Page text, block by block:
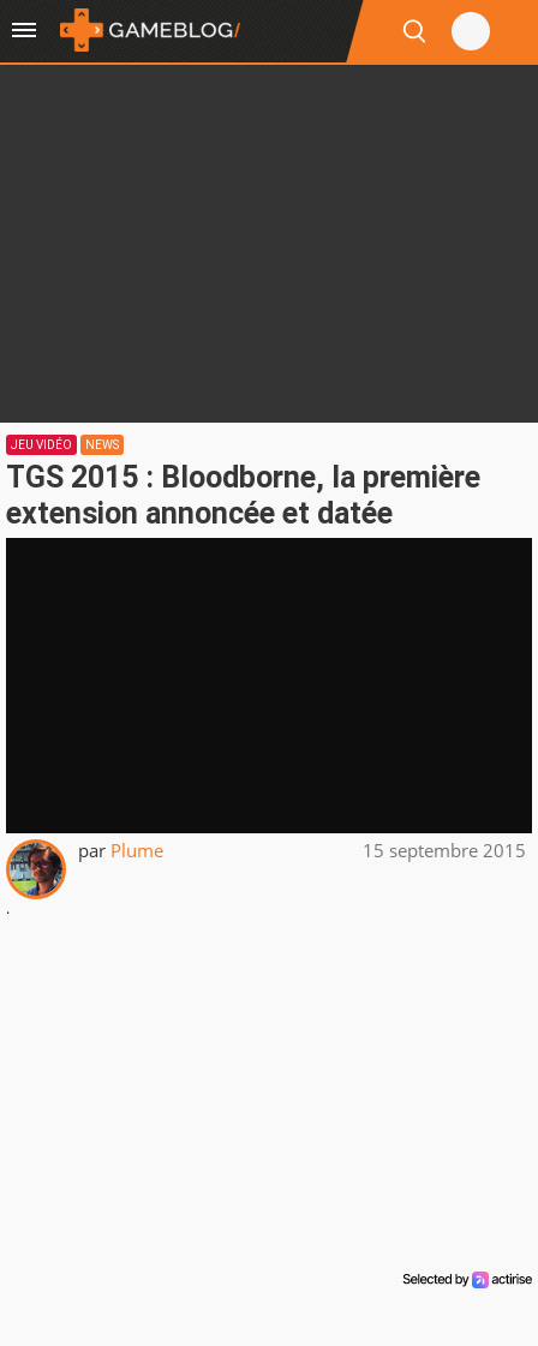
JEU VIDÉO NEWS
TGS 2015 : Bloodborne, la première
extension annoncée et datée
par Plume 15 septembre 2015
.